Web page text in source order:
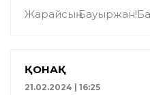
Жарайсың
ҚОНАҚ
21.02.2024 | 16:25